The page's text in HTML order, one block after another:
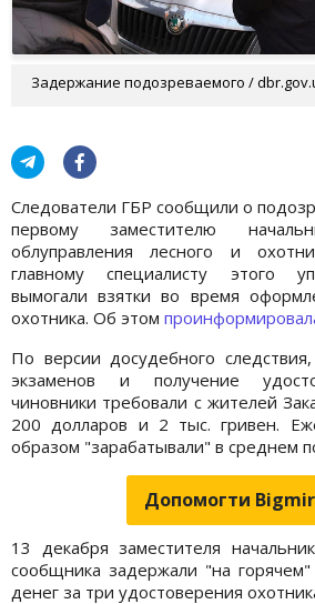
Задержание подозреваемого /
Следователи ГБР сообщили о
первому заместителю
облуправления лесного и
главному специалисту этого
вымогали взятки во время
охотника. Об этом
По версии досудебного
экзаменов и получение
чиновники требовали с жителей
200 долларов и 2 тыс. гривен.
образом "зарабатывали" в среднем
Допомогти
13 декабря заместителя
сообщника задержали "на
денег за три удостоверения